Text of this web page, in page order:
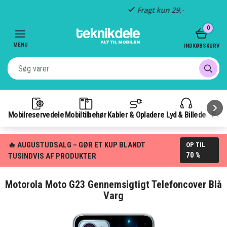
Fragt kun 29,-
MENU
Mobilreservedele Mobiltilbehør Kabler & Opladere Lyd & Billede
0
INDKØBSKURV
🔥 AUGUSTUDSALG – GØR ET KUP BLANDT
TUSINDVIS AF PRODUKTER
OP TIL
70 %
Motorola Moto G23 Gennemsigtigt Telefoncover Blå
Varg